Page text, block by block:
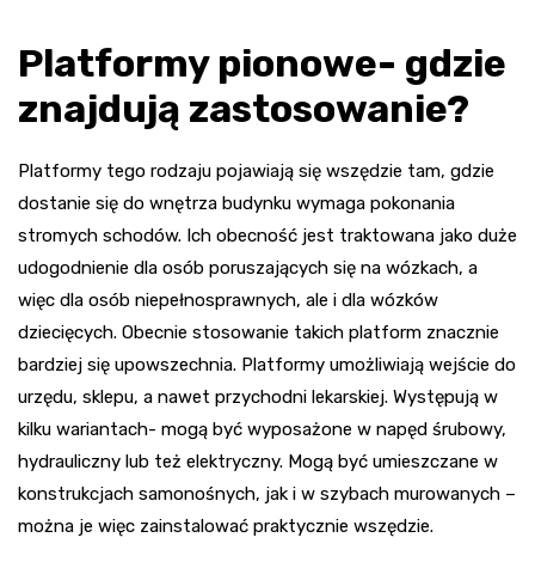
Platformy pionowe- gdzie
znajdują zastosowanie?
Platformy tego rodzaju pojawiają się wszędzie tam, gdzie
dostanie się do wnętrza budynku wymaga pokonania
stromych schodów. Ich obecność jest traktowana jako duże
udogodnienie dla osób poruszających się na wózkach, a
więc dla osób niepełnosprawnych, ale i dla wózków
dziecięcych. Obecnie stosowanie takich platform znacznie
bardziej się upowszechnia. Platformy umożliwiają wejście do
urzędu, sklepu, a nawet przychodni lekarskiej. Występują w
kilku wariantach- mogą być wyposażone w napęd śrubowy,
hydrauliczny lub też elektryczny. Mogą być umieszczane w
konstrukcjach samonośnych, jak i w szybach murowanych –
można je więc zainstalować praktycznie wszędzie.